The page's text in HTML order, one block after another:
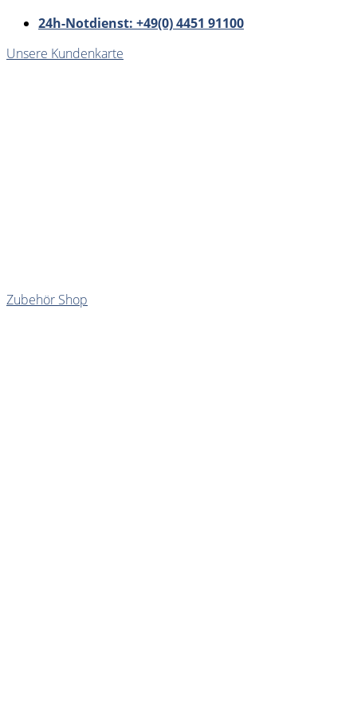
24h-Notdienst: +49(0) 4451 91100
Unsere Kundenkarte
Zubehör Shop